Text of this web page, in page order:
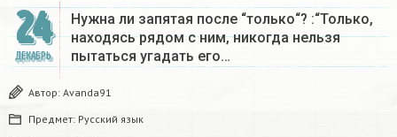
24
ДЕКАБРЬ
Нужна ли запятая после “только“? :“Только,
находясь рядом с ним, никогда нельзя
пытаться угадать его…
Автор: Avanda91
Предмет: Русский язык